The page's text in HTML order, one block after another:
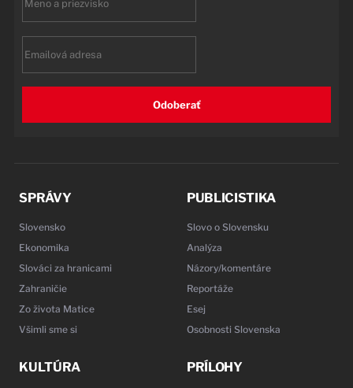
Odoberať
SPRÁVY
Slovensko
Ekonomika
Slováci za hranicami
Zahraničie
Zo života Matice
Všimli sme si
PUBLICISTIKA
Slovo o Slovensku
Analýza
Názory/komentáre
Reportáže
Esej
Osobnosti Slovenska
KULTÚRA PRÍLOHY